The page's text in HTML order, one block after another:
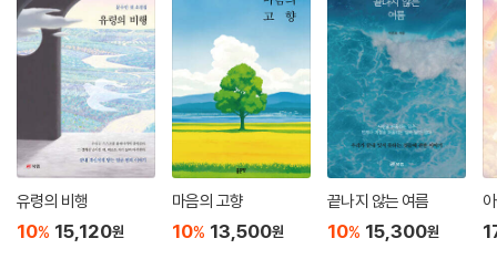
운 숙박 시설을 경험한 그는 이를 토대로 좋아하는 숙소의 다양한 특성들
을 집약한 ‘그라프 호텔’을 탄생시켰다. 오랜 시간의 풍파를 견디면서 누적
된 역사가 있고, 고집스러운 취향이 있고, 효율보다는 멋과 여유가 있고,
매뉴얼대로 움직이기보다 인간적인 환대가 있고, 무엇보다도 울창한 나무
그늘 아래 수영장이 있는 호텔.
서울 남산 자락에서 40년 역사(1983년 개관)를 뒤로 하고 밀레니엄 힐튼
서울 호텔이 올해 12월 31일을 마지막으로 영업을 마치고 김종성 건축가
가 혼신을 다해 설계한 호텔 건물이 철거된다는 안타까운 소식도 이번 신
작 단편소설집을 집필하는 데 중요한 동기가 되었다. 작가의 이십대부터
유령의 비행
10% 15,120원
마음의 고향
10% 13,500원
끝나지 않는 여름
10% 15,300원